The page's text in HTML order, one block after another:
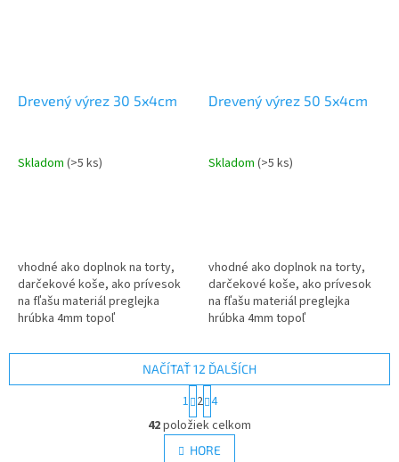
Drevený výrez 30 5x4cm
Skladom (>5 ks)
vhodné ako doplnok na torty,
darčekové koše, ako prívesok
na fľašu materiál preglejka
hrúbka 4mm topoľ
Drevený výrez 50 5x4cm
Skladom (>5 ks)
vhodné ako doplnok na torty,
darčekové koše, ako prívesok
na fľašu materiál preglejka
hrúbka 4mm topoľ
O
v
l
NAČÍTAŤ 12 ĎALŠÍCH
t
r
á
n
1 2 4
42položiek celkom
HORE